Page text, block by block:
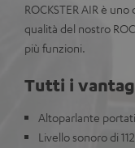
ROCKSTER AIR è
qualità del nostro
più funzioni.
Tutti i
Altoparlante
Livello sonoro di